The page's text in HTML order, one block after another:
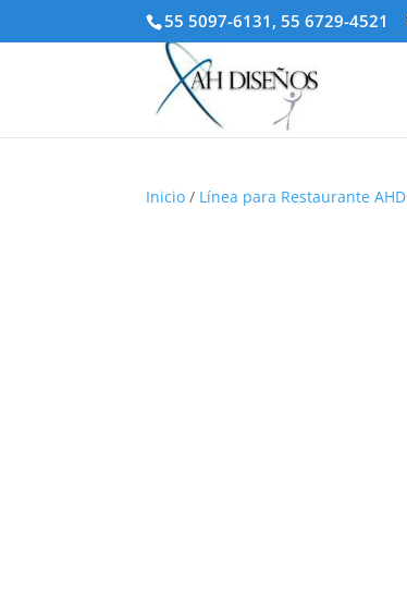
55 5097-6131, 55 6729-4521
Inicio / Línea para Restaurante AHD